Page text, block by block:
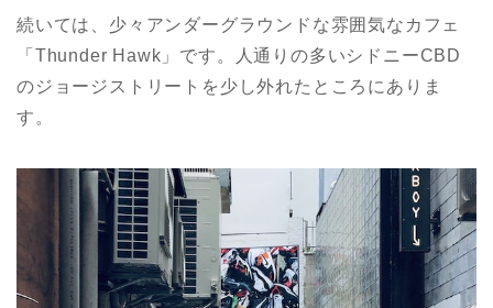
続いては、少々アンダーグラウンドな雰囲気なカフェ
「Thunder Hawk」です。人通りの多いシドニーCBD
のジョージストリートを少し外れたところにありま
す。